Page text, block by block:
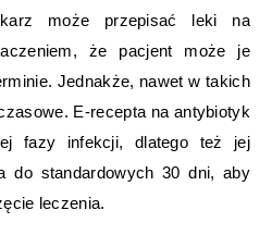
może przepisać leki na
że pacjent może je
Jednakże, nawet w takich
E-recepta na antybiotyk
fazy infekcji, dlatego też jej
do standardowych 30 dni, aby
leczenia.